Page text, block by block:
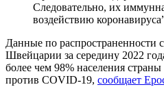
Следовательно, их
воздействию
Данные по распространенности
Швейцарии за середину 2022
более чем 98% населения
против COVID-19, сообщает